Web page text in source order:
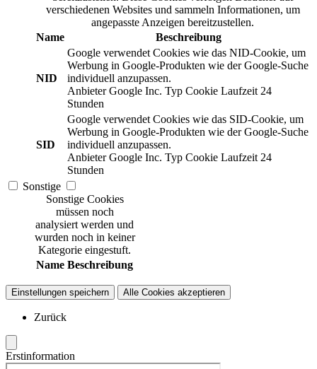
verschiedenen Websites und sammeln Informationen, um
angepasste Anzeigen bereitzustellen.
Name
Beschreibung
NID
Google verwendet Cookies wie das NID-Cookie, um
Werbung in Google-Produkten wie der Google-Suche
individuell anzupassen.
Anbieter Google Inc. Typ Cookie Laufzeit 24
Stunden
SID
Google verwendet Cookies wie das SID-Cookie, um
Werbung in Google-Produkten wie der Google-Suche
individuell anzupassen.
Anbieter Google Inc. Typ Cookie Laufzeit 24
Stunden
Sonstige
Sonstige Cookies
müssen noch
analysiert werden und
wurden noch in keiner
Kategorie eingestuft.
Name Beschreibung
Einstellungen speichern Alle Cookies akzeptieren
Zurück
Erstinformation